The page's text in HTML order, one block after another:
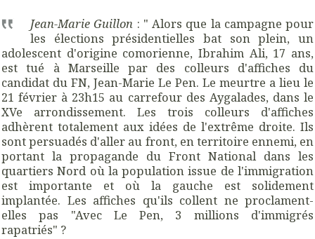
Jean-Marie Guillon : " Alors que la campagne pour
les élections présidentielles bat son plein, un
adolescent d'origine comorienne, Ibrahim Ali, 17 ans,
est tué à Marseille par des colleurs d'affiches du
candidat du FN, Jean-Marie Le Pen. Le meurtre a lieu le
21 février à 23h15 au carrefour des Aygalades, dans le
XVe arrondissement. Les trois colleurs d'affiches
adhèrent totalement aux idées de l'extrême droite. Ils
sont persuadés d'aller au front, en territoire ennemi, en
portant la propagande du Front National dans les
quartiers Nord où la population issue de l'immigration
est importante et où la gauche est solidement
implantée. Les affiches qu'ils collent ne proclament-
elles pas "Avec Le Pen, 3 millions d'immigrés
rapatriés" ?